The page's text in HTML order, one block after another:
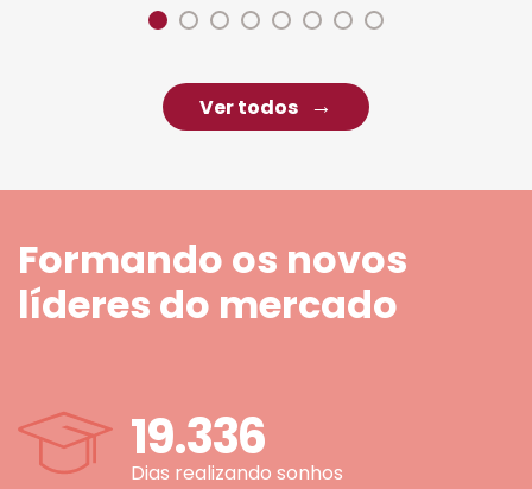
Ver todos
Formando os novos
líderes do mercado
19.336
Dias realizando sonhos